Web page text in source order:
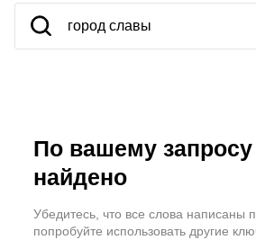
По вашему запросу
найдено
Убедитесь, что все слова написаны
попробуйте использовать другие